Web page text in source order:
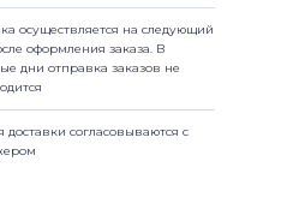
осуществляется на следующий
оформления заказа. В
дни отправка заказов не
доставки согласовываются с